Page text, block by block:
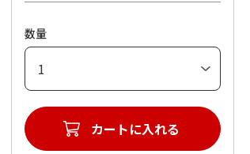
数量
カートに入れる